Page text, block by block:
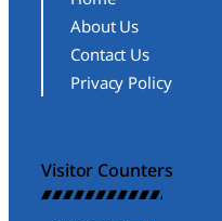
About Us
Contact Us
Privacy Policy
Visitor Counters